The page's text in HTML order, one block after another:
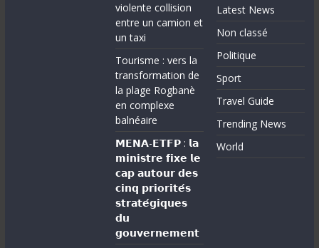
violente collision
entre un camion et
un taxi
Tourisme : vers la
transformation de
la plage Rogbanè
en complexe
balnéaire
𝗠𝗘𝗡𝗔-𝗘𝗧𝗙𝗣 : 𝗹𝗮
𝗺𝗶𝗻𝗶𝘀𝘁𝗿𝗲 𝗳𝗶𝘅𝗲 𝗹𝗲
𝗰𝗮𝗽 𝗮𝘂𝘁𝗼𝘂𝗿 𝗱𝗲𝘀
𝗰𝗶𝗻𝗾 𝗽𝗿𝗶𝗼𝗿𝗶𝘁𝗲́𝘀
𝘀𝘁𝗿𝗮𝘁𝗲́𝗴𝗶𝗾𝘂𝗲𝘀
𝗱𝘂
𝗴𝗼𝘂𝘃𝗲𝗿𝗻𝗲𝗺𝗲𝗻𝘁
Latest News
Non classé
Politique
Sport
Travel Guide
Trending News
World